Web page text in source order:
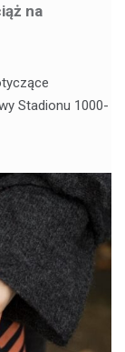
na
Stadionu 1000-